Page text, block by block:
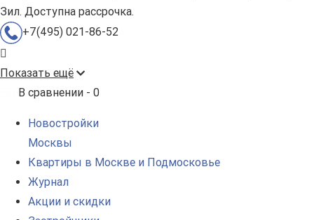
Зил. Доступна рассрочка.
+7(495) 021-86-52
Показать ещё
В сравнении - 0
Новостройки
Москвы
Квартиры в Москве и Подмосковье
Журнал
Акции и скидки